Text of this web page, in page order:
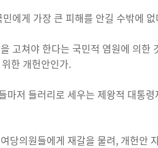
에게 가장 큰 피해를 안길 수밖에 없
고쳐야 한다는 국민적 염원에 의한
한 개헌안인가.
저 들러리로 세우는 제왕적 대통
당의원들에게 재갈을 물려, 개헌안